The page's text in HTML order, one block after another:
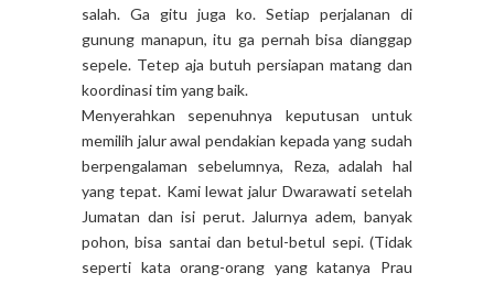
salah. Ga gitu juga ko. Setiap perjalanan di
gunung manapun, itu ga pernah bisa dianggap
sepele. Tetep aja butuh persiapan matang dan
koordinasi tim yang baik.
Menyerahkan sepenuhnya keputusan untuk
memilih jalur awal pendakian kepada yang sudah
berpengalaman sebelumnya, Reza, adalah hal
yang tepat. Kami lewat jalur Dwarawati setelah
Jumatan dan isi perut. Jalurnya adem, banyak
pohon, bisa santai dan betul-betul sepi. (Tidak
seperti kata orang-orang yang katanya Prau